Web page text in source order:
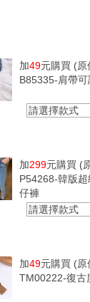
加49元購買 (原
B85335-肩帶
請選擇款式
加299元購買 (
P54268-韓版
仔褲
請選擇款式
加49元購買 (原
TM00222-復古